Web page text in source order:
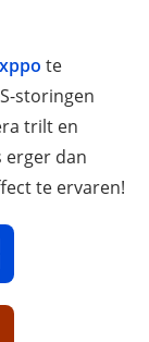
te
storingen
trilt en
erger dan
te ervaren!